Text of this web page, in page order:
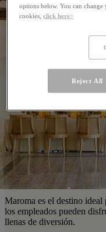
Maroma es el destino
los empleados pueden
llenas de diversión.
options below. You can
cookies,click here>
Reject All